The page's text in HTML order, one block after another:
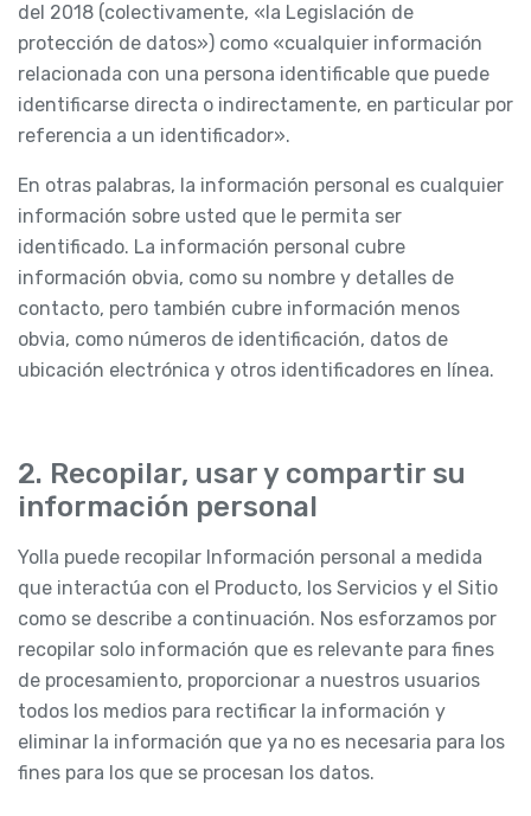
del 2018 (colectivamente, «la Legislación de
protección de datos») como «cualquier información
relacionada con una persona identificable que puede
identificarse directa o indirectamente, en particular por
referencia a un identificador».
En otras palabras, la información personal es cualquier
información sobre usted que le permita ser
identificado. La información personal cubre
información obvia, como su nombre y detalles de
contacto, pero también cubre información menos
obvia, como números de identificación, datos de
ubicación electrónica y otros identificadores en línea.
2. Recopilar, usar y compartir su
información personal
Yolla puede recopilar Información personal a medida
que interactúa con el Producto, los Servicios y el Sitio
como se describe a continuación. Nos esforzamos por
recopilar solo información que es relevante para fines
de procesamiento, proporcionar a nuestros usuarios
todos los medios para rectificar la información y
eliminar la información que ya no es necesaria para los
fines para los que se procesan los datos.